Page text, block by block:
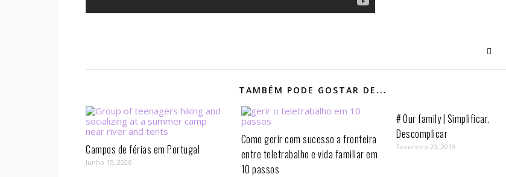
TAMBÉM PODE GOSTAR DE...
Campos de férias em Portugal
Junho 15, 2026
Como gerir com sucesso a fronteira
entre teletrabalho e vida familiar em
10 passos⁣
# Our family | Simplificar.
Descomplicar
Fevereiro 20, 2019